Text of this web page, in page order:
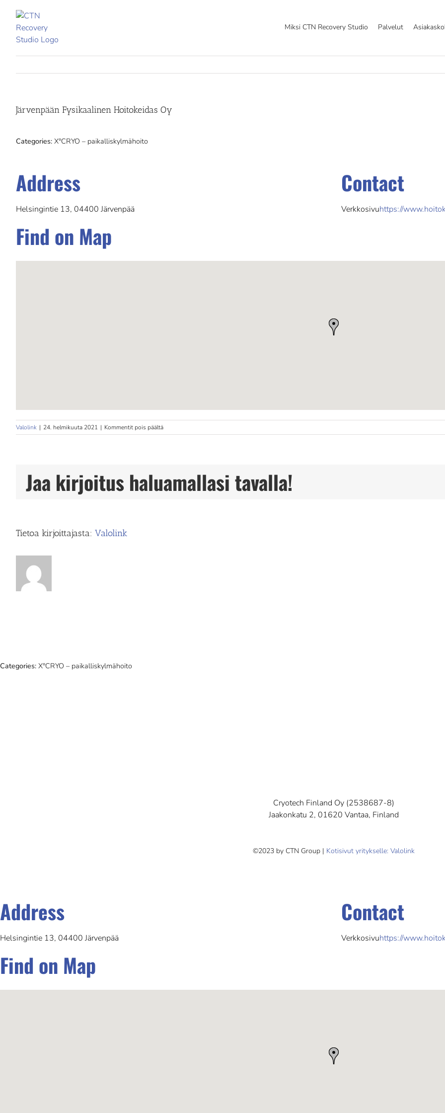
content
Miksi CTN Recovery Studio Palvelut
Järvenpään Fysikaalinen Hoitokeidas Oy
Categories: X°CRYO – paikalliskylmähoito
Address
Helsingintie 13, 04400 Järvenpää
Contact
Verkkosivuhttps://
Find on Map
Valolink | 24. helmikuuta 2021 | Kommentit pois päältäartikkelissa
Järvenpään
Jaa kirjoitus haluamallasi tavalla!
Tietoa kirjoittajasta: Valolink
Categories: X°CRYO – paikalliskylmähoito
Cryotech Finland Oy (2538687-8)
Jaakonkatu 2, 01620 Vantaa, Finland
©2023 by CTN Group | Kotisivut yritykselle: Valolink
Address
Helsingintie 13, 04400 Järvenpää
Contact
Verkkosivuhttps://
Find on Map